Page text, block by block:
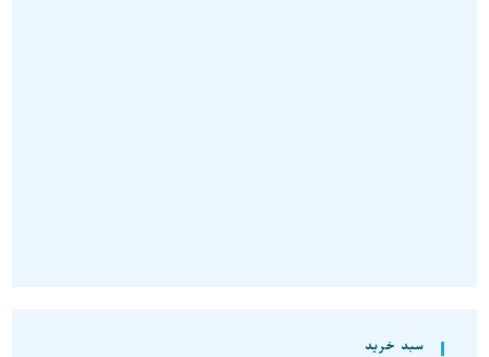
سبد خرید